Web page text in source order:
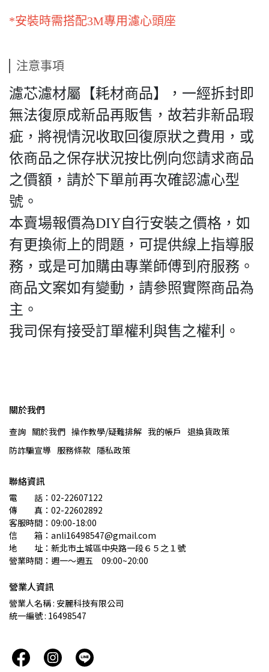
*安裝時需搭配3M專用濾心頭座
注意事項
濾芯濾材屬【耗材商品】，一經拆封即
無法復原成新品再販售，故若非新品瑕
疵，將視情況收取回復原狀之費用，或
依商品之保存狀況按比例向您請求商品
之價額，請於下單前再次確認濾心型
號。
本賣場報價為DIY自行安裝之價格，如
有更換術上的問題，可提供線上指導服
務，或是可加購由專業師傅到府服務。
商品文案如有變動，請參照實際商品為
主。
我司保有接受訂單權利與售之權利。
關於我們
查詢 關於我們 操作教學/疑難排解 我的帳戶
退換貨政策
防詐騙宣導 服務條款 隱私政策
聯絡資訊
電　　話：02-22607122
傳　　真：02-22602892
客服時間：09:00-18:00
信　　箱：anli16498547@gmail.com
地　　址：新北市土城區中央路一段６５之１號
營業時間：週一～週五　09:00~20:00
營業人資訊
營業人名稱 : 安麗科技有限公司
統一編號 : 16498547